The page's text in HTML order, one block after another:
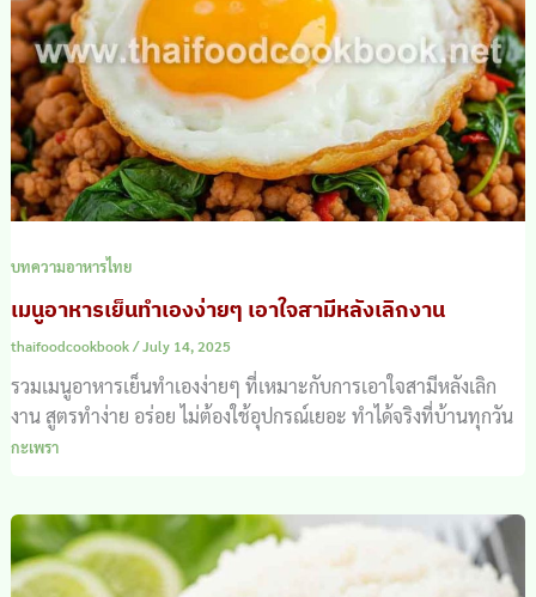
บทความอาหารไทย
เมนูอาหารเย็นทําเองง่ายๆ เอาใจสามีหลังเลิกงาน
thaifoodcookbook/July 14, 2025
รวมเมนูอาหารเย็นทําเองง่ายๆ ที่เหมาะกับการเอาใจสามีหลังเลิก
งาน สูตรทำง่าย อร่อย ไม่ต้องใช้อุปกรณ์เยอะ ทำได้จริงที่บ้านทุกวัน
กะเพรา